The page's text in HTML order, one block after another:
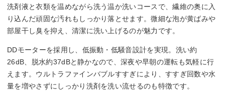
4.5 kg
騒音レベル(洗濯時/脱水時/乾燥時)
26/37/45 dB
幅x高さx奥行き
1225x775x238 mm
洗剤液と衣類を温めながら洗う温か洗いコースで、繊維の奥に入
り込んだ頑固な汚れもしっかり落とせます。微細な泡が黄ばみや
部屋干し臭を抑え、清潔に洗い上げるのが魅力です。
DDモーターを採用し、低振動・低騒音設計を実現。洗い約
26dB、脱水約37dBと静かなので、深夜や早朝の運転も気軽に行
えます。ウルトラファインバブルすすぎにより、すすぎ回数や水
量を増やさずにしっかり洗剤を洗い流せるのも特徴です。